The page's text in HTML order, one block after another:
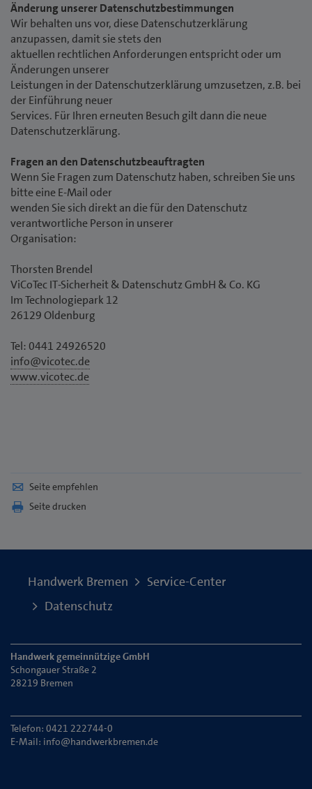
Änderung unserer Datenschutzbestimmungen
Wir behalten uns vor, diese Datenschutzerklärung
anzupassen, damit sie stets den
aktuellen rechtlichen Anforderungen entspricht oder um
Änderungen unserer
Leistungen in der Datenschutzerklärung umzusetzen, z.B. bei
der Einführung neuer
Services. Für Ihren erneuten Besuch gilt dann die neue
Datenschutzerklärung.
Fragen an den Datenschutzbeauftragten
Wenn Sie Fragen zum Datenschutz haben, schreiben Sie uns
bitte eine E-Mail oder
wenden Sie sich direkt an die für den Datenschutz
verantwortliche Person in unserer
Organisation:
Thorsten Brendel
ViCoTec IT-Sicherheit & Datenschutz GmbH & Co. KG
Im Technologiepark 12
26129 Oldenburg
Tel: 0441 24926520
info@vicotec.de
www.vicotec.de
Seite empfehlen
Seite drucken
Handwerk Bremen
Service-Center
Datenschutz
Handwerk gemeinnützige GmbH
Schongauer Straße 2
28219 Bremen
Telefon: 0421 222744-0
E-Mail: info@handwerkbremen.de